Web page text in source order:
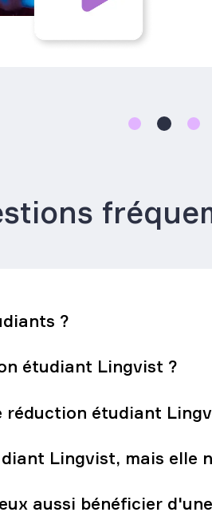
?
étudiant Lingvist ?
réduction étudiant
Lingvist, mais elle
aussi bénéficier